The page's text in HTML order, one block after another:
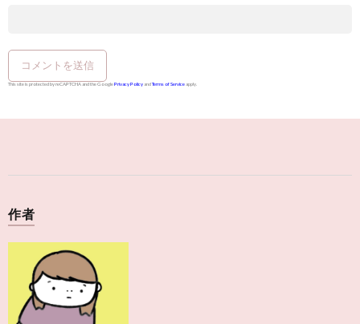
This site is protected by reCAPTCHA and the GooglePrivacy Policy andTerms of Service apply.
作者